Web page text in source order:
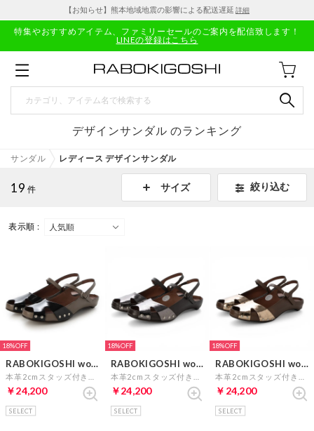
【お知らせ】熊本地域地震の影響による配送遅延 詳細
特集やおすすめアイテム、ファミリーセールのご案内を配信致します！
LINEの登録はこちら
デザインサンダル のランキング
サンダル レディース デザインサンダル
19 件 サイズ 絞り込む
表示順 :
18%
RABOKIGOSHI works
￥24,200
SELECT
18%
RABOKIGOSHI works
￥24,200
SELECT
18%
RABOKIGOSHI works
￥24,200
SELECT